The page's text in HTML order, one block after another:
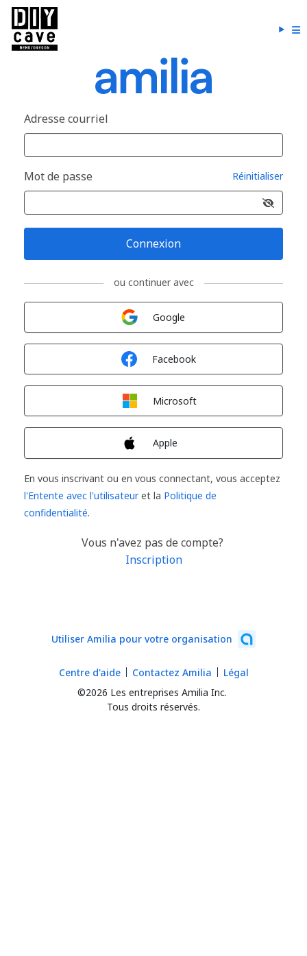
Adresse courriel
Mot de passe Réinitialiser
Connexion
ou continuer avec
Google
Facebook
Microsoft
Apple
En vous inscrivant ou en vous connectant, vous acceptez
l'Entente avec l'utilisateuret la Politique de
confidentialité.
Vous n'avez pas de compte?
Inscription
Utiliser Amilia pour votre organisation
©2026 Les entreprises Amilia Inc.
Tous droits réservés.
Centre d'aide Contactez Amilia Légal